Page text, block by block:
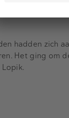
hadden zich
Het ging om